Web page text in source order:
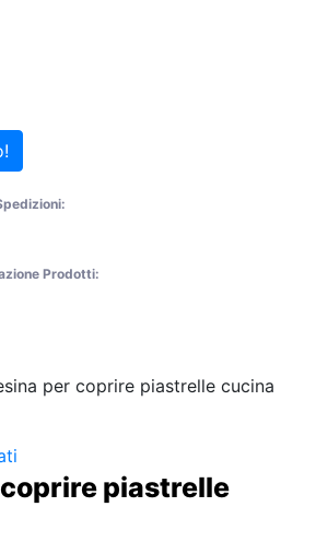
Prodotti:
per coprire piastrelle cucina
piastrelle